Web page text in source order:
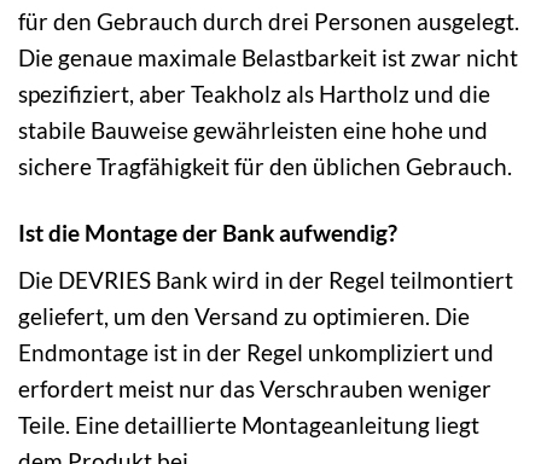
für den Gebrauch durch drei Personen ausgelegt.
Die genaue maximale Belastbarkeit ist zwar nicht
spezifiziert, aber Teakholz als Hartholz und die
stabile Bauweise gewährleisten eine hohe und
sichere Tragfähigkeit für den üblichen Gebrauch.
Ist die Montage der Bank aufwendig?
Die DEVRIES Bank wird in der Regel teilmontiert
geliefert, um den Versand zu optimieren. Die
Endmontage ist in der Regel unkompliziert und
erfordert meist nur das Verschrauben weniger
Teile. Eine detaillierte Montageanleitung liegt